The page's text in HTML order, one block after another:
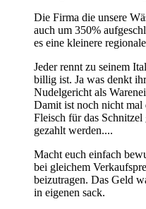
Die Firma die unsere
auch um 350%
es eine kleinere
Jeder rennt zu seinem
billig ist. Ja was denkt
Nudelgericht als
Damit ist noch nicht mal
Fleisch für das
gezahlt werden....
Macht euch einfach
bei gleichem
beizutragen. Das Geld
in eigenen sack.